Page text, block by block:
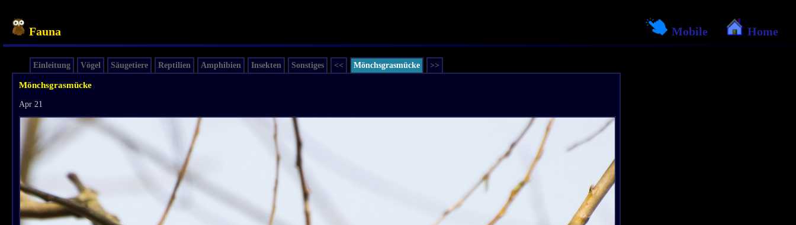
Fauna Mobile Home
Einleitung Vögel Säugetiere Reptilien Amphibien Insekten Sonstiges << Mönchsgrasmücke >>
Mönchsgrasmücke
Apr 21